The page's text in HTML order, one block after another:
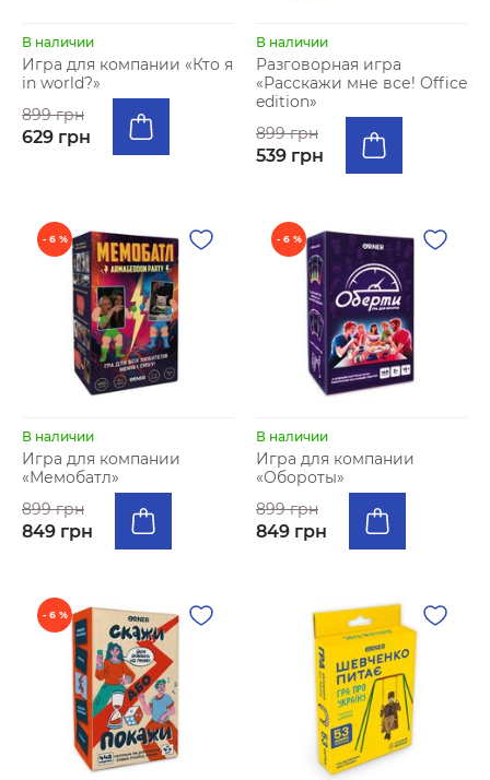
В наличии
Игра для компании «Кто я
in world?»
899 грн
629 грн
В наличии
Разговорная игра
«Расскажи мне все! Office
edition»
899 грн
539 грн
- 6 %
В наличии
Игра для компании
«Мемобатл»
899 грн
849 грн
- 6 %
В наличии
Игра для компании
«Обороты»
899 грн
849 грн
- 6 %